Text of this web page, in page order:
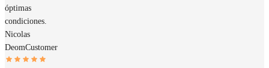
óptimas
condiciones.
Nicolas
DeomCustomer